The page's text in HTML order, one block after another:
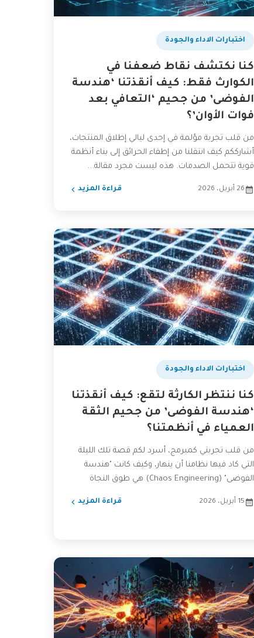
اختبارات الاداء والجودة
كنا نكتشف نقاط ضعفنا في
الكوارث فقط: كيف أنقذتنا ‘هندسة
الفوضى’ من جحيم ‘التعافي بعد
فوات الأوان’؟
من قلب تجربة مؤلمة في إحدى ليالي إطلاق المنتجات،
أشارككم كيف انتقلنا من إطفاء الحرائق إلى بناء أنظمة
قوية تتحمل الصدمات. هذه ليست مجرد مقالة...
26 أبريل، 2026 قراءة المزيد
اختبارات الاداء والجودة
كنا ننتظر الكارثة لتقع: كيف أنقذتنا
‘هندسة الفوضى’ من جحيم الثقة
العمياء في أنظمتنا؟
من قلب تجربتي كمبرمج، أسرد لكم قصة تلك الليلة
التي كاد فيها نظامنا أن ينهار، وكيف كانت "هندسة
الفوضى" (Chaos Engineering) هي طوق النجاة
15 أبريل، 2026 قراءة المزيد